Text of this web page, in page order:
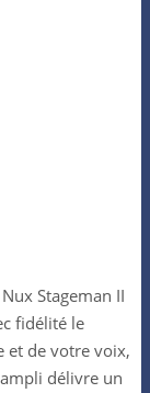
Stageman II
fidélité le
et de votre voix,
délivre un